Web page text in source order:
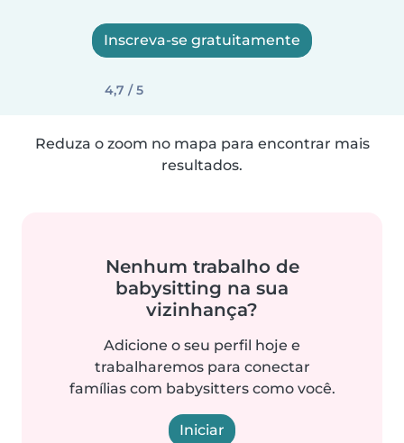
Inscreva-se gratuitamente
4,7 / 5
Reduza o zoom no mapa para encontrar mais
resultados.
Nenhum trabalho de
babysitting na sua
vizinhança?
Adicione o seu perfil hoje e
trabalharemos para conectar
famílias com babysitters como você.
Iniciar